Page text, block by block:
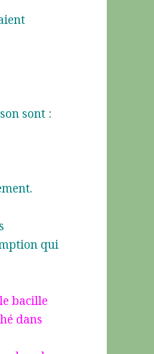
sont :
qui
bacille
dans